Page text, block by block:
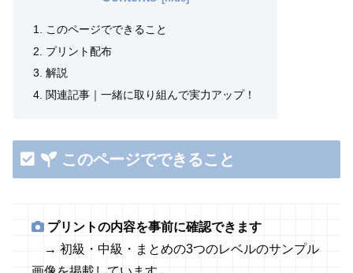
このページでできること
プリント配布
解説
関連記事｜一緒に取り組んで実力アップ！
このページでできること
プリントの内容を事前に確認できます
→ 初級・中級・まとめの3つのレベルのサンプル